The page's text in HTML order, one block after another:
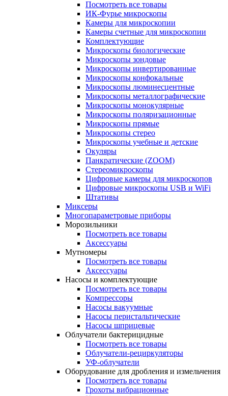
Посмотреть все товары
ИК-Фурье микроскопы
Камеры для микроскопии
Камеры счетные для микроскопии
Комплектующие
Микроскопы биологические
Микроскопы зондовые
Микроскопы инвертированные
Микроскопы конфокальные
Микроскопы люминесцентные
Микроскопы металлографические
Микроскопы монокулярные
Микроскопы поляризационные
Микроскопы прямые
Микроскопы стерео
Микроскопы учебные и детские
Окуляры
Панкратические (ZOOM)
Стереомикроскопы
Цифровые камеры для микроскопов
Цифровые микроскопы USB и WiFi
Штативы
Миксеры
Многопараметровые приборы
Морозильники
Посмотреть все товары
Аксессуары
Мутномеры
Посмотреть все товары
Аксессуары
Насосы и комплектующие
Посмотреть все товары
Компрессоры
Насосы вакуумные
Насосы перистальтические
Насосы шприцевые
Облучатели бактерицидные
Посмотреть все товары
Облучатели-рециркуляторы
УФ-облучатели
Оборудование для дробления и измельчения
Посмотреть все товары
Грохоты вибрационные